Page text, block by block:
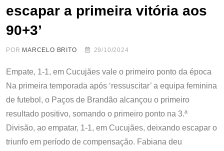
escapar a primeira vitória aos
90+3’
POR MARCELO BRITO 29/10/2024
Empate, 1-1, em Cucujães vale o primeiro ponto da época
Na primeira temporada após ‘ressuscitar’ a equipa feminina
de futebol, o Paços de Brandão alcançou o primeiro
resultado positivo, somando o primeiro ponto na 3.ª
Divisão, ao empatar, 1-1, em Cucujães, deixando escapar o
triunfo em período de compensação. Fabiana deu